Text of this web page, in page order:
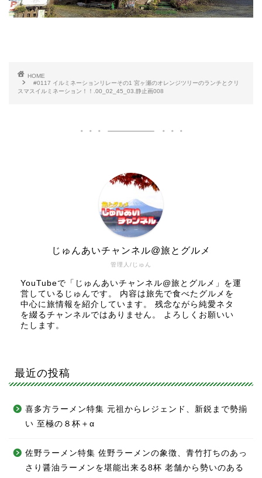
HOME
#0117 イルミネーションリレーその1 宮ヶ瀬のオレンジツリーのランチとクリ
スマスイルミネーション！！.00_02_45_03.静止画008
管理人/じゅん
じゅんあいチャンネル@旅とグルメ
YouTubeで「じゅんあいチャンネル@旅とグルメ」を運
営しているじゅんです。 内容は旅先で食べたグルメを
中心に旅情報を紹介しています。 残念ながら純愛ネタ
を綴るチャンネルではありません。 よろしくお願いい
たします。
最近の投稿
喜多方ラーメン特集 元祖からレジェンド、新鋭まで勢揃
い 至極の８杯＋α
佐野ラーメン特集 佐野ラーメンの象徴、青竹打ちのあっ
さり醤油ラーメンを堪能出来る8杯 老舗から勢いのある